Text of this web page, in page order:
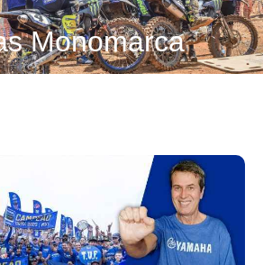
Monomarca